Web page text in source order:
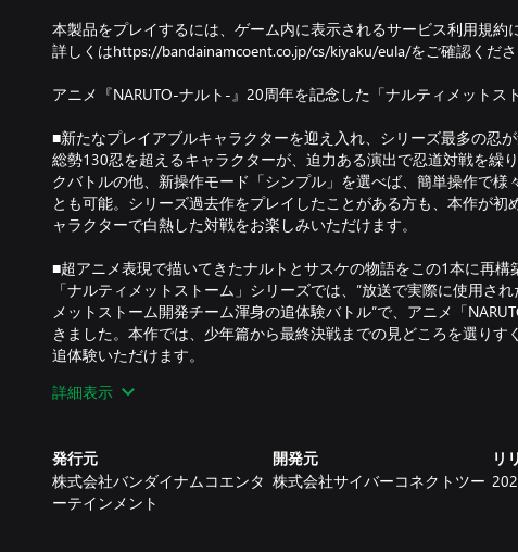
本製品をプレイするには、ゲーム内に表示されるサービス利用規約
詳しくはhttps://bandainamcoent.co.jp/cs/kiyaku/eula/をご確認くださ
アニメ『NARUTO-ナルト-』20周年を記念した「ナルティメットス
■新たなプレイアブルキャラクターを迎え入れ、シリーズ最多の忍
総勢130忍を超えるキャラクターが、迫力ある演出で忍道対戦を繰
クバトルの他、新操作モード「シンプル」を選べば、簡単操作で様
とも可能。シリーズ過去作をプレイしたことがある方も、本作が初
ャラクターで白熱した対戦をお楽しみいただけます。
■超アニメ表現で描いてきたナルトとサスケの物語をこの1本に再構
「ナルティメットストーム」シリーズでは、”放送で実際に使用さ
メットストーム開発チーム渾身の追体験バトル”で、アニメ「
きました。本作では、少年篇から最終決戦までの見どころを選りす
追体験いただけます。
■新時代のスペシャルストーリーを収録
たナルティメットストーム開発チームが贈る、今作オリジナルの超
い。
詳細表示
発行元
株式会社バンダイナムコエンタ
ーテインメント
開発元
株式会社サイバーコネクトツー
リ